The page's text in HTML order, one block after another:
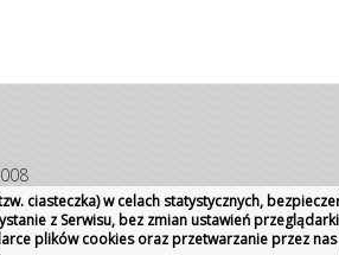
Promocja
ciasteczka) w celach statystycznych,
z Serwisu, bez zmian ustawień
plików cookies oraz przetwarzanie przez